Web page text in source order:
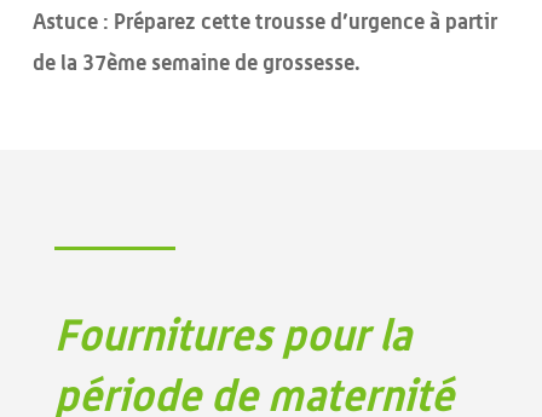
Astuce : Préparez cette trousse d’urgence à partir
de la 37ème semaine de grossesse.
Fournitures pour la
période de maternité